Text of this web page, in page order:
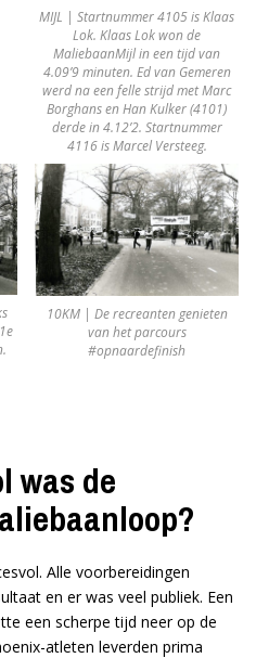
MIJL | Startnummer 4105 is Klaas
Lok. Klaas Lok won de
MaliebaanMijl in een tijd van
4.09’9 minuten. Ed van Gemeren
werd na een felle strijd met Marc
Borghans en Han Kulker (4101)
derde in 4.12’2. Startnummer
4116 is Marcel Versteeg.
10KM | De recreanten genieten
van het parcours
#opnaardefinish
was de
Alle voorbereidingen
en er was veel publiek. Een
een scherpe tijd neer op de
atleten leverden prima